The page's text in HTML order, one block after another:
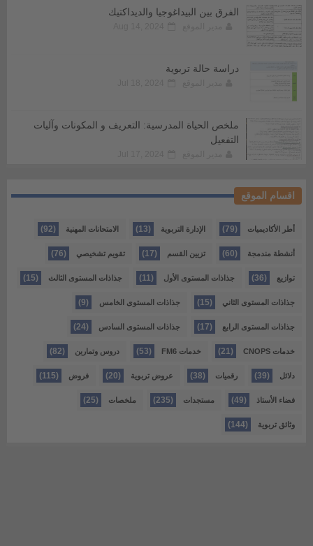
الفرق بين البيداغوجيا والديداكتيك
دراسة حالة تربوية
ملخص الحياة المدرسية: التعريف و المكونات وآليات
التفعيل
اقسام الموقع
أطر الأكاديميات (79) الإدارة التربوية (13) الامتحانات المهنية (92)
أنشطة مندمجة (60) تزيين القسم (17) تقويم تشخيصي (76)
توازيع (36) جذاذات المستوى الأول (11) جذاذات المستوى الثالث (15)
جذاذات المستوى الثاني (15) جذاذات المستوى الخامس (9)
جذاذات المستوى الرابع (17) جذاذات المستوى السادس (24)
خدمات CNOPS (21) خدمات FM6 (53) دروس وتمارين (82)
دلائل (39) رقميات (38) عروض تربوية (20) فروض (115)
فضاء الأستاذ (49) مستجدات (235) ملخصات (25)
وثائق تربوية (144)